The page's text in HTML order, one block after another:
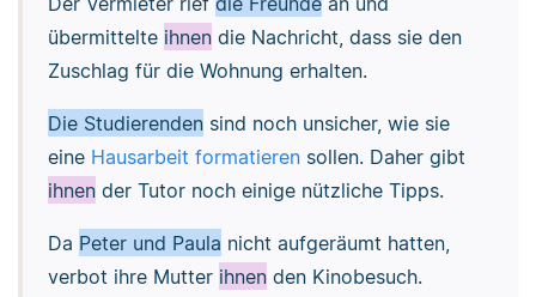
übermittelte ihnendie Nachricht, dass sie den
Zuschlag für die Wohnung erhalten.
Die Studierendensind noch unsicher, wie sie
eine Hausarbeit formatierensollen. Daher gibt
ihnender Tutor noch einige nützliche Tipps.
Da Peter und Paula nicht aufgeräumt hatten,
verbot ihre Mutter ihnenden Kinobesuch.